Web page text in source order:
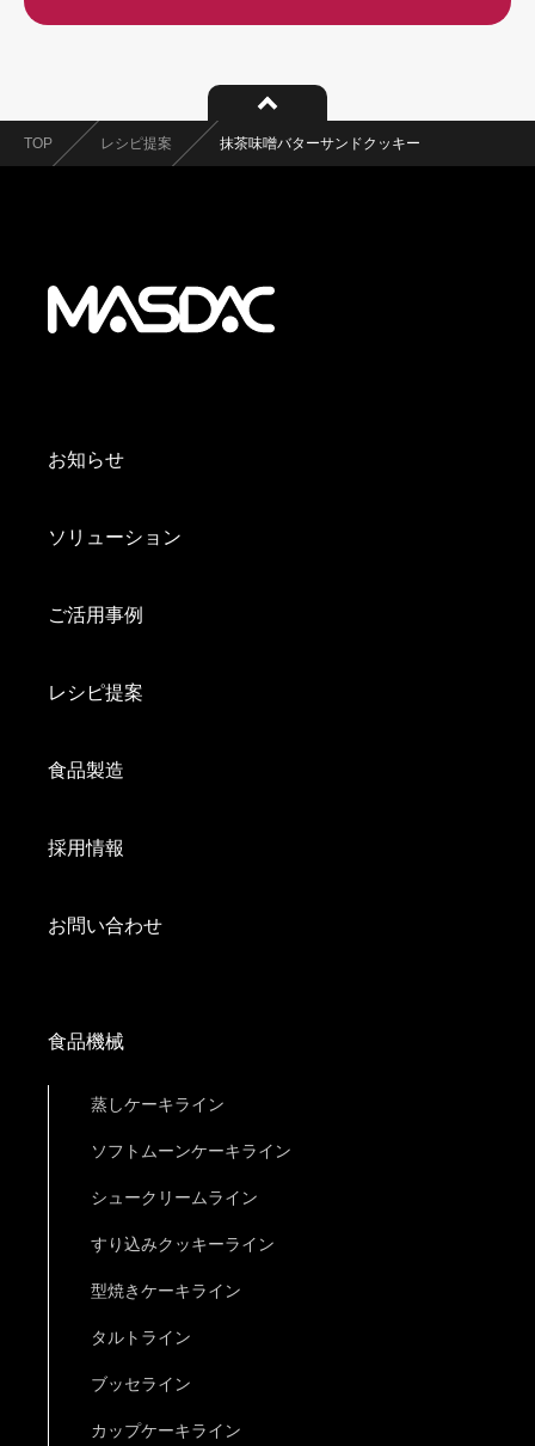
TOP レシピ提案 抹茶味噌バターサンドクッキー
お知らせ
ソリューション
ご活用事例
レシピ提案
食品製造
採用情報
お問い合わせ
食品機械
蒸しケーキライン
ソフトムーンケーキライン
シュークリームライン
すり込みクッキーライン
型焼きケーキライン
タルトライン
ブッセライン
カップケーキライン